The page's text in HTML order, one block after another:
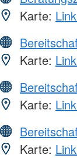
Karte:
Karte:
Karte:
Karte: